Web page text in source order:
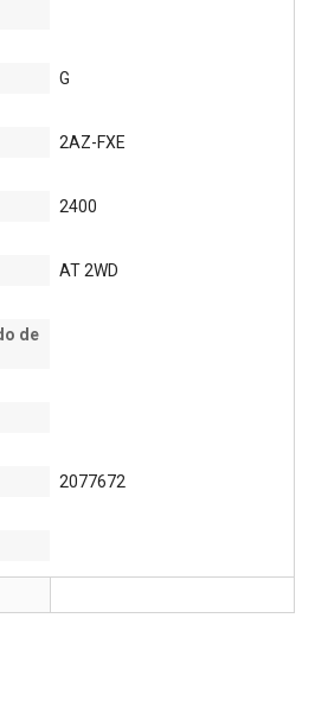
G
2AZ-FXE
2400
AT 2WD
de
2077672